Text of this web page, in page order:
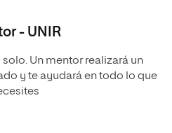
- UNIR
solo. Un mentor realizará un
y te ayudará en todo lo que